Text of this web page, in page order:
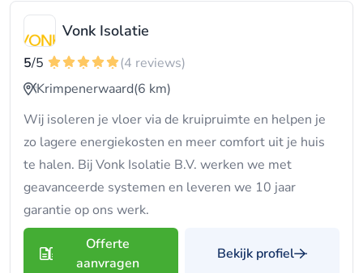
Vonk Isolatie
5/5
(4 reviews)
Krimpenerwaard(6 km)
Wij isoleren je vloer via de kruipruimte en helpen je
zo lagere energiekosten en meer comfort uit je huis
te halen. Bij Vonk Isolatie B.V. werken we met
geavanceerde systemen en leveren we 10 jaar
garantie op ons werk.
Offerte
aanvragen
Bekijk profiel